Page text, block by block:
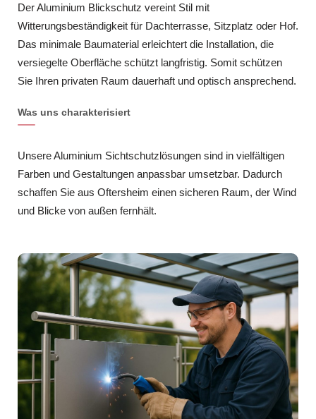
Der Aluminium Blickschutz vereint Stil mit
Witterungsbeständigkeit für Dachterrasse, Sitzplatz oder Hof.
Das minimale Baumaterial erleichtert die Installation, die
versiegelte Oberfläche schützt langfristig. Somit schützen
Sie Ihren privaten Raum dauerhaft und optisch ansprechend.
Was uns charakterisiert
Unsere Aluminium Sichtschutzlösungen sind in vielfältigen
Farben und Gestaltungen anpassbar umsetzbar. Dadurch
schaffen Sie aus Oftersheim einen sicheren Raum, der Wind
und Blicke von außen fernhält.